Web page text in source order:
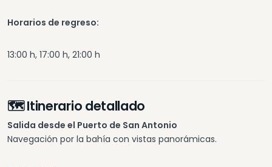
Horarios de regreso:
13:00 h, 17:00 h, 21:00 h
🗺️Itinerario detallado
Salida desde el Puerto de San Antonio
Navegación por la bahía con vistas panorámicas.